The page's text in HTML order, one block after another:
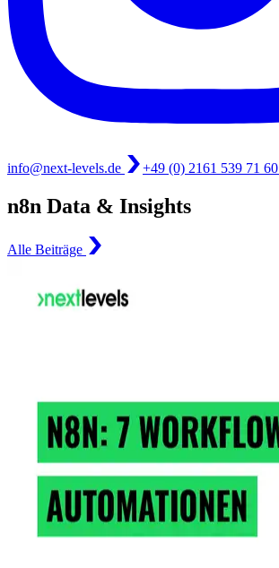
info@next-levels.de +49 (0) 2161 539 71 60
n8n Data & Insights
Alle Beiträge